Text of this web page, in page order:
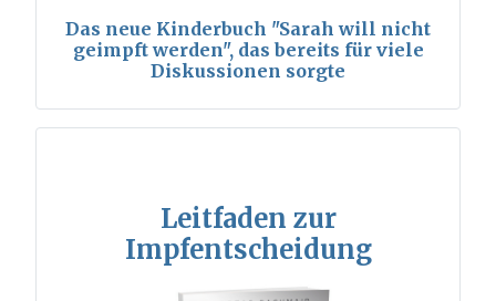
Das neue Kinderbuch "Sarah will nicht
geimpft werden", das bereits für viele
Diskussionen sorgte
Leitfaden zur
Impfentscheidung